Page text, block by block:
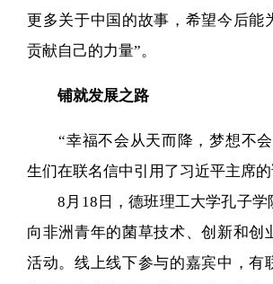
更多关于中国的故事，希望今后能
贡献自己的力量”。
铺就发展之路
“幸福不会从天而降，梦想不会
生们在联名信中引用了习近平主席的
8月18日，德班理工大学孔子学
向非洲青年的菌草技术、创新和创
活动。线上线下参与的嘉宾中，有